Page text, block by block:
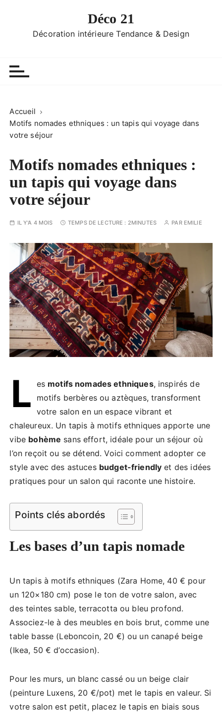
Déco 21
Décoration intérieure Tendance & Design
Accueil
Motifs nomades ethniques : un tapis qui voyage dans
votre séjour
Motifs nomades ethniques :
un tapis qui voyage dans
votre séjour
IL Y'A 4 MOIS TEMPS DE LECTURE : 2MINUTES PAR EMILIE
L es motifs nomades ethniques, inspirés de
motifs berbères ou aztèques, transforment
votre salon en un espace vibrant et
chaleureux. Un tapis à motifs ethniques apporte une
vibe bohème sans effort, idéale pour un séjour où
l’on reçoit ou se détend. Voici comment adopter ce
style avec des astuces budget-friendly et des idées
pratiques pour un salon qui raconte une histoire.
Points clés abordés
Les bases d’un tapis nomade
Un tapis à motifs ethniques (Zara Home, 40 € pour
un 120×180 cm) pose le ton de votre salon, avec
des teintes sable, terracotta ou bleu profond.
Associez-le à des meubles en bois brut, comme une
table basse (Leboncoin, 20 €) ou un canapé beige
(Ikea, 50 € d’occasion).
Pour les murs, un blanc cassé ou un beige clair
(peinture Luxens, 20 €/pot) met le tapis en valeur. Si
votre salon est petit, placez le tapis en biais sous